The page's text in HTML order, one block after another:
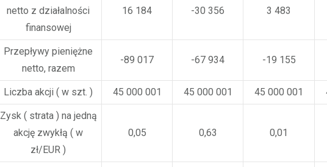
netto z działalności
finansowej
16 184 -30 356 3 483
Przepływy pieniężne
netto, razem
-89 017 -67 934 -19 155
Liczba akcji ( w szt. ) 45 000 001 45 000 001 45 000 001
Zysk ( strata ) na jedną
akcję zwykłą ( w
zł/EUR )
0,05 0,63 0,01